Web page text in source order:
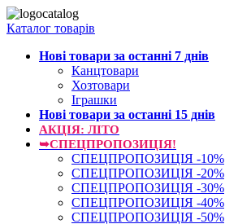
Каталог товарів
Нові товари за останнi 7 днiв
Канцтовари
Хозтовари
Іграшки
Нові товари за останнi 15 днiв
АКЦІЯ: ЛІТО
➥СПЕЦПРОПОЗИЦІЯ!
СПЕЦПРОПОЗИЦІЯ -10%
СПЕЦПРОПОЗИЦІЯ -20%
СПЕЦПРОПОЗИЦІЯ -30%
СПЕЦПРОПОЗИЦІЯ -40%
СПЕЦПРОПОЗИЦІЯ -50%